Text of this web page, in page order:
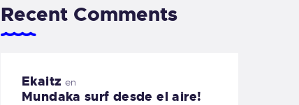
Recent Comments
Ekaitz en
Mundaka surf desde el aire!